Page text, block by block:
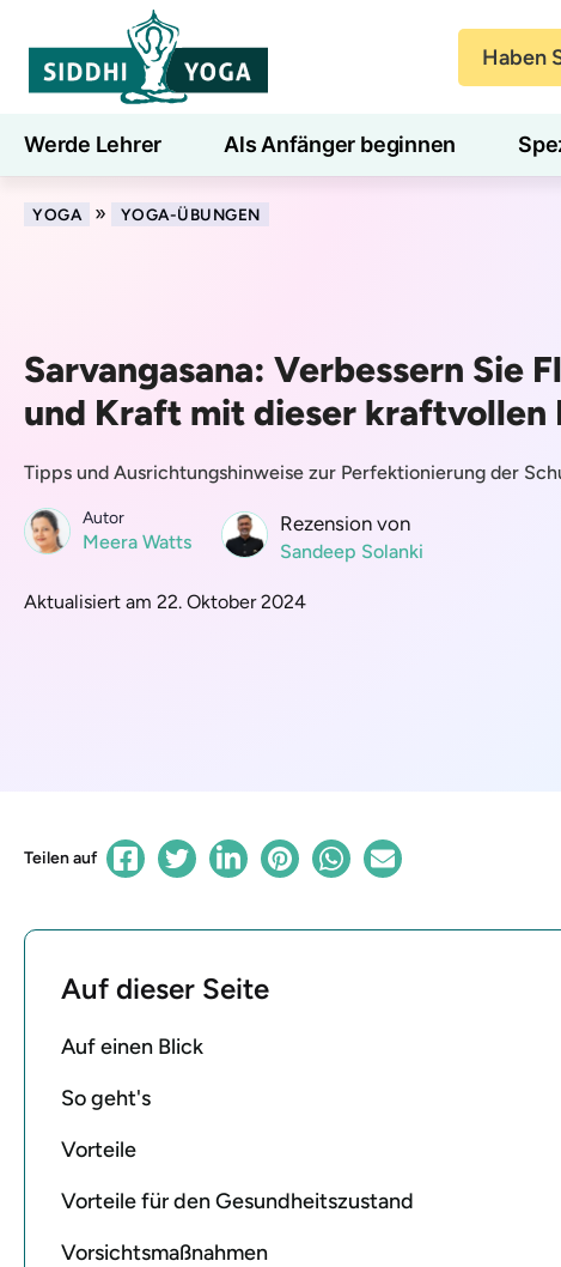
Haben
Werde Lehrer Als Anfänger beginnen
Blog Lernen
YOGA » YOGA-ÜBUNGEN
Sarvangasana: Verbessern Sie
und Kraft mit dieser kraftvollen
Tipps und Ausrichtungshinweise zur Perfektionierung der
Autor
Meera Watts
Rezension von
Sandeep Solanki
Aktualisiert am 22. Oktober 2024
Teilen auf
Auf dieser Seite
Auf einen Blick
So geht's
Vorteile
Vorteile für den Gesundheitszustand
Vorsichtsmaßnahmen